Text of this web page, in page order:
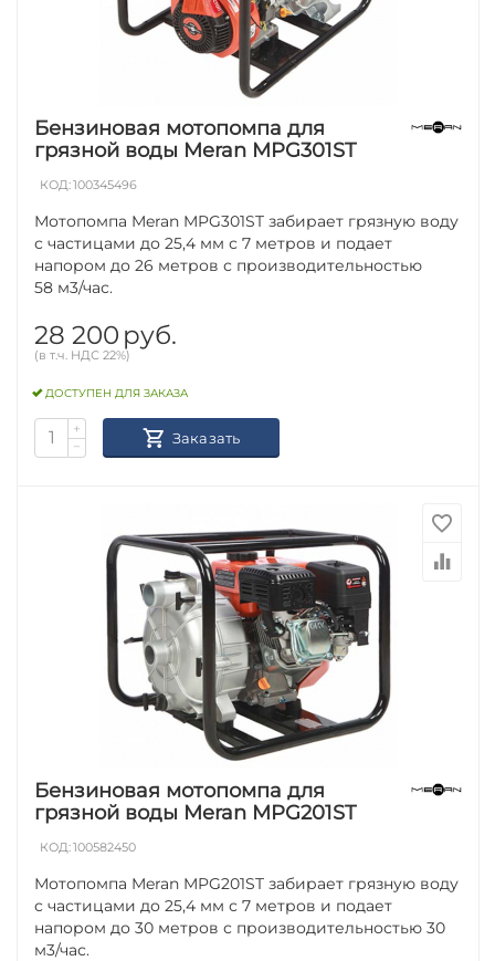
Бензиновая мотопомпа для
грязной воды Meran MPG301ST
КОД:100345496
Мотопомпа Meran MPG301ST забирает грязную воду
с частицами до 25,4 мм с 7 метров и подает
напором до 26 метров с производительностью
58 м3/час.
28 200 руб.
(в т.ч. НДС 22%)
ДОСТУПЕН ДЛЯ ЗАКАЗА
+
−
Заказать
Бензиновая мотопомпа для
грязной воды Meran MPG201ST
КОД:100582450
Мотопомпа Meran MPG201ST забирает грязную воду
с частицами до 25,4 мм с 7 метров и подает
напором до 30 метров с производительностью 30
м3/час.